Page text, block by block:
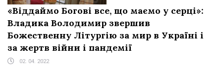
«Віддаймо Богові все, що маємо у серці»:
Владика Володимир звершив
Божественну Літургію за мир в Україні і
за жертв війни і пандемії
02. 04. 2022